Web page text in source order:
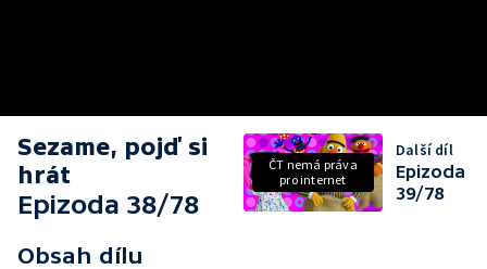
Sezame, pojď si
hrát
Epizoda 38/78
Obsah dílu
ČT nemá práva
pro internet
Další díl
Epizoda
39/78